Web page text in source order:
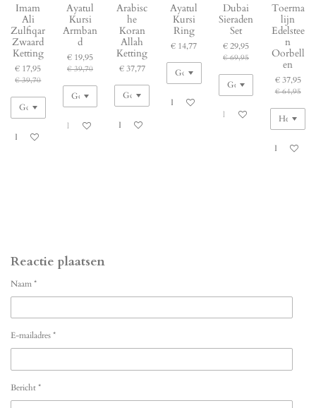
Imam
Ali
Zulfiqar
Zwaard
Ketting
€ 17,95
€ 39,70
In winkelwagen
Ayatul
Kursi
Armban
d
€ 19,95
€ 39,70
In winkelwagen
Arabisc
he
Koran
Allah
Ketting
€ 37,77
In winkelwagen
Ayatul
Kursi
Ring
€ 14,77
In winkelwagen
Dubai
Sieraden
Set
€ 29,95
€ 69,95
In winkelwagen
Toerma
lijn
Edelstee
n
Oorbell
en
€ 37,95
€ 64,95
In
Reactie plaatsen
Naam *
E-mailadres *
Bericht *